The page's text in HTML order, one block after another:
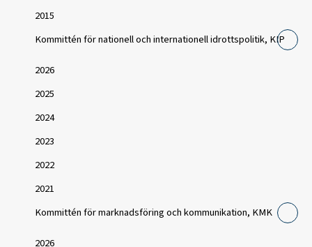
2015
Kommittén för nationell och internationell idrottspolitik, KIP
2026
2025
2024
2023
2022
2021
Kommittén för marknadsföring och kommunikation, KMK
2026